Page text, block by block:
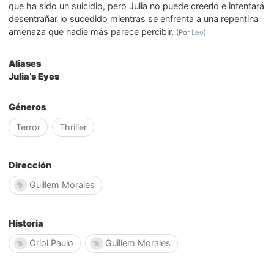
que ha sido un suicidio, pero Julia no puede creerlo e intentará
desentrañar lo sucedido mientras se enfrenta a una repentina
amenaza que nadie más parece percibir. (Por Leo)
Aliases
Julia’s Eyes
Géneros
Terror
Thriller
Dirección
Guillem Morales
Historia
Oriol Paulo
Guillem Morales